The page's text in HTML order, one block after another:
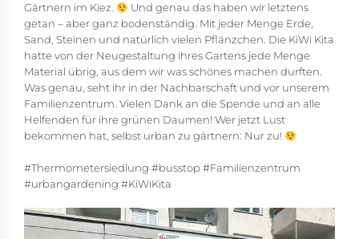
Gärtnern im Kiez.
Und genau das haben wir letztens
getan – aber ganz bodenständig. Mit jeder Menge Erde,
Sand, Steinen und natürlich vielen Pflänzchen. Die KiWi Kita
hatte von der Neugestaltung ihres Gartens jede Menge
Material übrig, aus dem wir was schönes machen durften.
Was genau, seht ihr in der Nachbarschaft und vor unserem
Familienzentrum. Vielen Dank an die Spende und an alle
Helfenden für ihre grünen Daumen! Wer jetzt Lust
bekommen hat, selbst urban zu gärtnern: Nur zu!
#Thermometersiedlung #busstop #Familienzentrum
#urbangardening #KiWiKita